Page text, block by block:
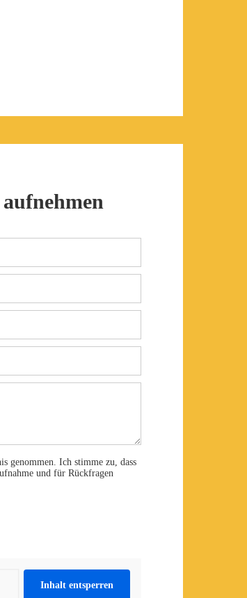
genommen. Ich stimme zu, dass
und für Rückfragen
Inhalt entsperren